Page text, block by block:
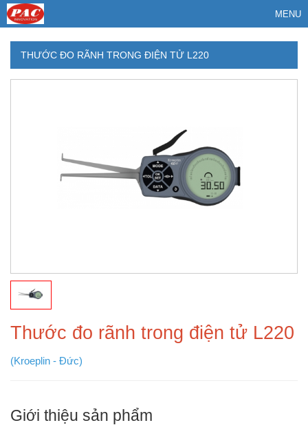
MENU
THƯỚC ĐO RÃNH TRONG ĐIỆN TỬ L220
Thước đo rãnh trong điện tử L220
(Kroeplin - Đức)
Giới thiệu sản phẩm